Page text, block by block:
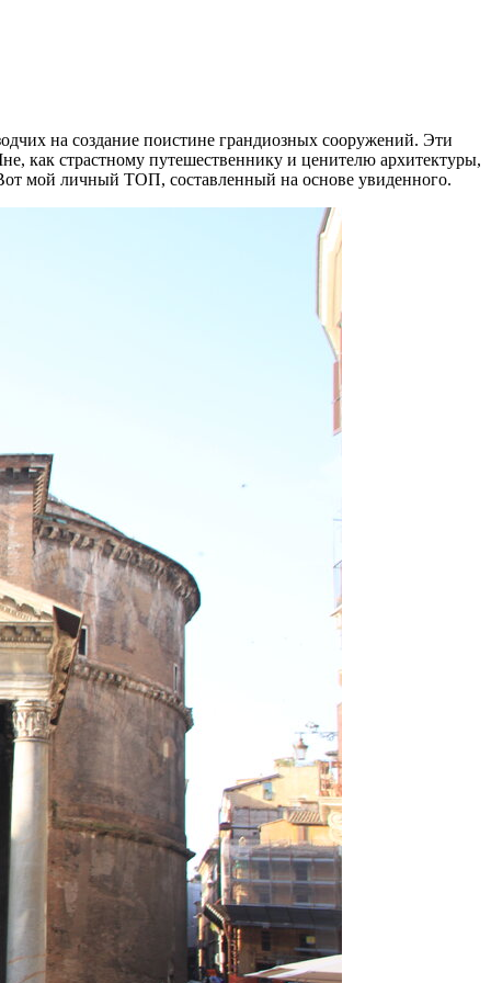
на создание поистине грандиозных сооружений. Эти
как страстному путешественнику и ценителю архитектуры,
мой личный ТОП, составленный на основе увиденного.